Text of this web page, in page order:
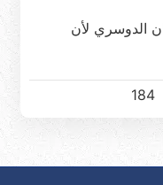
الدوسري لأن
184